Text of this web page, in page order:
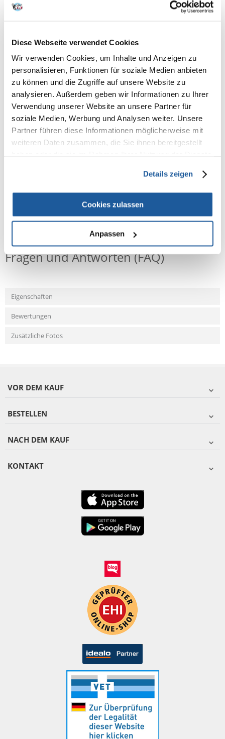
Diese Webseite verwendet Cookies
Wir verwenden Cookies, um Inhalte und Anzeigen zu
personalisieren, Funktionen für soziale Medien anbieten
zu können und die Zugriffe auf unsere Website zu
analysieren. Außerdem geben wir Informationen zu Ihrer
Verwendung unserer Website an unsere Partner für
soziale Medien, Werbung und Analysen weiter. Unsere
Partner führen diese Informationen möglicherweise mit
weiteren Daten zusammen, die Sie ihnen bereitgestellt
Details zeigen
Cookies zulassen
Anpassen
natürlichen Duft von Zitrone enthält.
weiches und sanftes Substrat.
Vorteile:
-hygienisch
-natürlich
-100% pflanzlichen Ursprungs
-sehr saugfähig
-staubfrei
-angenehmes Zitrusaroma
-enthält keine Chemikalien
Anwendung:
Chipsi Citrus Einstreu sollte auf den Boden des Tierkäfigs gelegt werden,
NEUE NACHRICHT
Fragen und Antworten (FAQ)
Eigenschaften
Bewertungen
Zusätzliche Fotos
VOR DEM KAUF
BESTELLEN
NACH DEM KAUF
KONTAKT